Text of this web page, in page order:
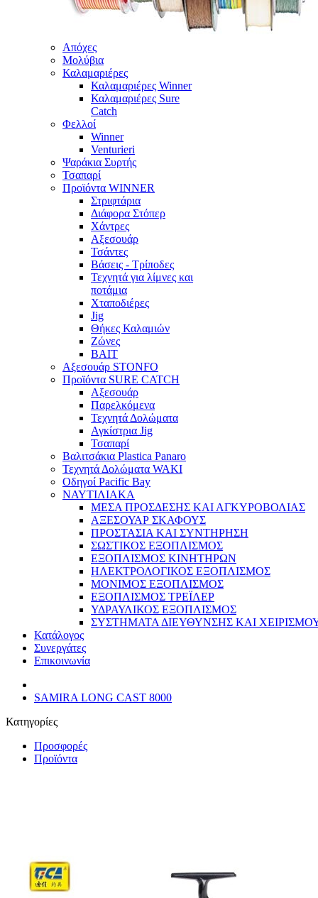
Απόχες
Μολύβια
Καλαμαριέρες
Καλαμαριέρες Winner
Καλαμαριέρες Sure
Catch
Φελλοί
Winner
Venturieri
Ψαράκια Συρτής
Τσαπαρί
Προϊόντα WINNER
Στριφτάρια
Διάφορα Στόπερ
Χάντρες
Αξεσουάρ
Τσάντες
Βάσεις - Τρίποδες
Τεχνητά για λίμνες και
ποτάμια
Χταποδιέρες
Jig
Θήκες Καλαμιών
Ζώνες
BAIT
Αξεσουάρ STONFO
Προϊόντα SURE CATCH
Αξεσουάρ
Παρελκόμενα
Τεχνητά Δολώματα
Αγκίστρια Jig
Τσαπαρί
Βαλιτσάκια Plastica Panaro
Τεχνητά Δολώματα WAKI
Οδηγοί Pacific Bay
ΝΑΥΤΙΛΙΑΚΑ
ΜΕΣΑ ΠΡΟΣΔΕΣΗΣ ΚΑΙ ΑΓΚΥΡΟΒΟΛΙΑΣ
ΑΞΕΣΟΥΑΡ ΣΚΑΦΟΥΣ
ΠΡΟΣΤΑΣΙΑ ΚΑΙ ΣΥΝΤΗΡΗΣΗ
ΣΩΣΤΙΚΟΣ ΕΞΟΠΛΙΣΜΟΣ
ΕΞΟΠΛΙΣΜΟΣ ΚΙΝΗΤΗΡΩΝ
ΗΛΕΚΤΡΟΛΟΓΙΚΟΣ ΕΞΟΠΛΙΣΜΟΣ
ΜΟΝΙΜΟΣ ΕΞΟΠΛΙΣΜΟΣ
ΕΞΟΠΛΙΣΜΟΣ ΤΡΕΪΛΕΡ
ΥΔΡΑΥΛΙΚΟΣ ΕΞΟΠΛΙΣΜΟΣ
ΣΥΣΤΗΜΑΤΑ ΔΙΕΥΘΥΝΣΗΣ ΚΑΙ
Κατάλογος
Συνεργάτες
Επικοινωνία
SAMIRA LONG CAST 8000
Κατηγορίες
Προσφορές
Προϊόντα